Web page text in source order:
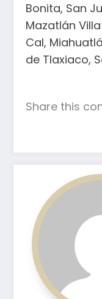
Bonita, San
Mazatlán
Cal,
de Tlaxiaco,
Share this